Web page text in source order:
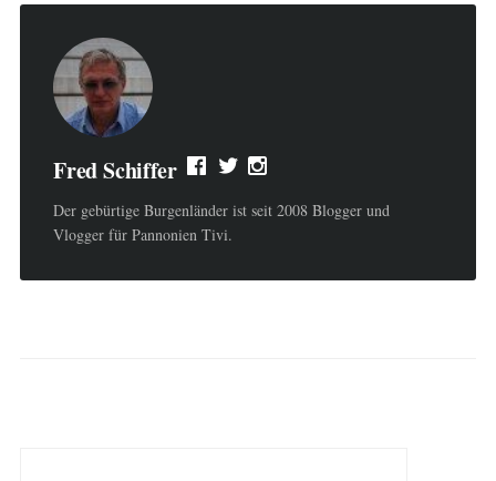
Fred Schiffer
Der gebürtige Burgenländer ist seit 2008 Blogger und
Vlogger für Pannonien Tivi.